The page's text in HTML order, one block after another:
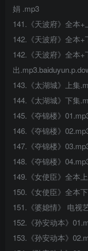
娟 .mp3
141.《天波府》全本
142.《天波府》全本
142.《天波府》全本
出
143.《太湖城》上集
144.《太湖城》下集
145.《夺锦楼》
146.《夺锦楼》
147.《夺锦楼》
148.《夺锦楼》
149.《女使臣》全本
150.《女使臣》全本
151.《婆媳情》 电视
152.《孙安动本》
153.《孙安动本》